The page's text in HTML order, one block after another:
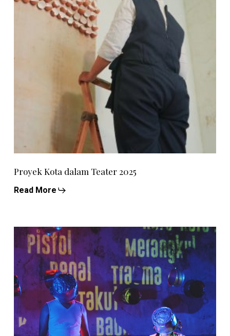
Proyek Kota dalam Teater 2025
Read More